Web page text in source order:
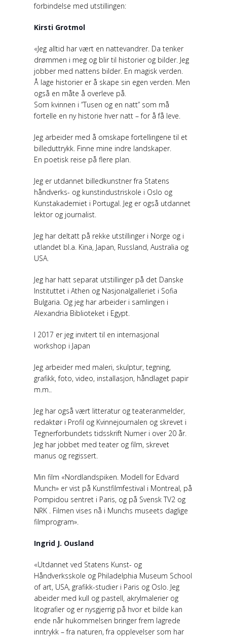
forbindelse med utstillingen:
Kirsti Grotmol
«Jeg alltid har vært en nattevandrer. Da tenker
drømmen i meg og blir til historier og bilder. Jeg
jobber med nattens bilder. En magisk verden.
Å lage historier er å skape sin egen verden. Men
også en måte å overleve på.
Som kvinnen i ”Tusen og en natt” som må
fortelle en ny historie hver natt – for å få leve.
Jeg arbeider med å omskape fortellingene til et
billeduttrykk. Finne mine indre landskaper.
En poetisk reise på flere plan.
Jeg er utdannet billedkunstner fra Statens
håndverks- og kunstindustriskole i Oslo og
Kunstakademiet i Portugal. Jeg er også utdannet
lektor og journalist.
Jeg har deltatt på rekke utstillinger i Norge og i
utlandet bl.a. Kina, Japan, Russland, Australia og
USA.
Jeg har hatt separat utstillinger på det Danske
Instituttet i Athen og Nasjonalgalleriet i Sofia
Bulgaria. Og jeg har arbeider i samlingen i
Alexandria Biblioteket i Egypt.
I 2017 er jeg invitert til en internasjonal
workshop i Japan
Jeg arbeider med maleri, skulptur, tegning,
grafikk, foto, video, installasjon, håndlaget papir
m.m..
Jeg har også vært litteratur og teateranmelder,
redaktør i Profil og Kvinnejournalen og skrevet i
Tegnerforbundets tidsskrift Numer i over 20 år.
Jeg har jobbet med teater og film, skrevet
manus og regissert.
Min film «Nordlandspiken. Modell for Edvard
Munch» er vist på Kunstfilmfestival i Montreal, på
Pompidou sentret i Paris, og på Svensk TV2 og
NRK . Filmen vises nå i Munchs museets daglige
filmprogram».
Ingrid J. Ousland
«Utdannet ved Statens Kunst- og
Håndverksskole og Philadelphia Museum School
of art, USA, grafikk-studier i Paris og Oslo. Jeg
abeider med kull og pastell, akrylmalerier og
litografier og er nysgjerrig på hvor et bilde kan
ende når hukommelsen bringer frem lagrede
inntrykk – fra naturen, fra opplevelser som har